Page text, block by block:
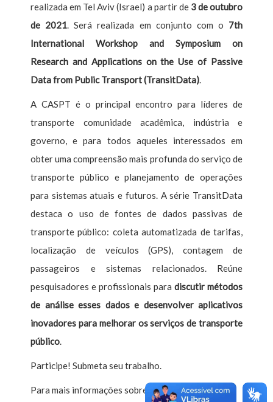
realizada em Tel Aviv (Israel) a partir de3 de outubro
de 2021. Será realizada em conjunto com o 7th
International Workshop and Symposium on
Research and Applications on the Use of Passive
Data from Public Transport (TransitData).
A CASPT é o principal encontro para líderes de
transporte comunidade acadêmica, indústria e
governo, e para todos aqueles interessados em
obter uma compreensão mais profunda do serviço de
transporte público e planejamento de operações
para sistemas atuais e futuros. A série TransitData
destaca o uso de fontes de dados passivas de
transporte público: coleta automatizada de tarifas,
localização de veículos (GPS), contagem de
passageiros e sistemas relacionados. Reúne
pesquisadores e profissionais para discutir métodos
de análise esses dados e desenvolver aplicativos
inovadores para melhorar os serviços de transporte
público.
Participe! Submeta seu trabalho.
Para mais informações sobre a Conferência, clique